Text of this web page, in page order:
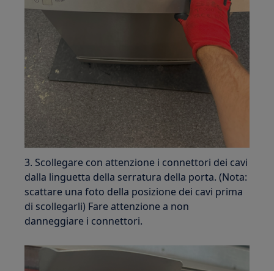
3. Scollegare con attenzione i connettori dei cavi
dalla linguetta della serratura della porta. (Nota:
scattare una foto della posizione dei cavi prima
di scollegarli) Fare attenzione a non
danneggiare i connettori.